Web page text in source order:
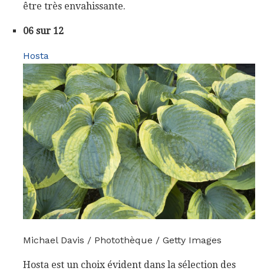
être très envahissante.
06 sur 12
Hosta
Michael Davis / Photothèque / Getty Images
Hosta est un choix évident dans la sélection des